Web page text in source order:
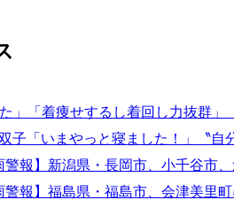
た」「着痩せするし着回し力抜群
双子「いまやっと寝ました！」
警報】新潟県・長岡市、小千谷市
警報】福島県・福島市、会津美里